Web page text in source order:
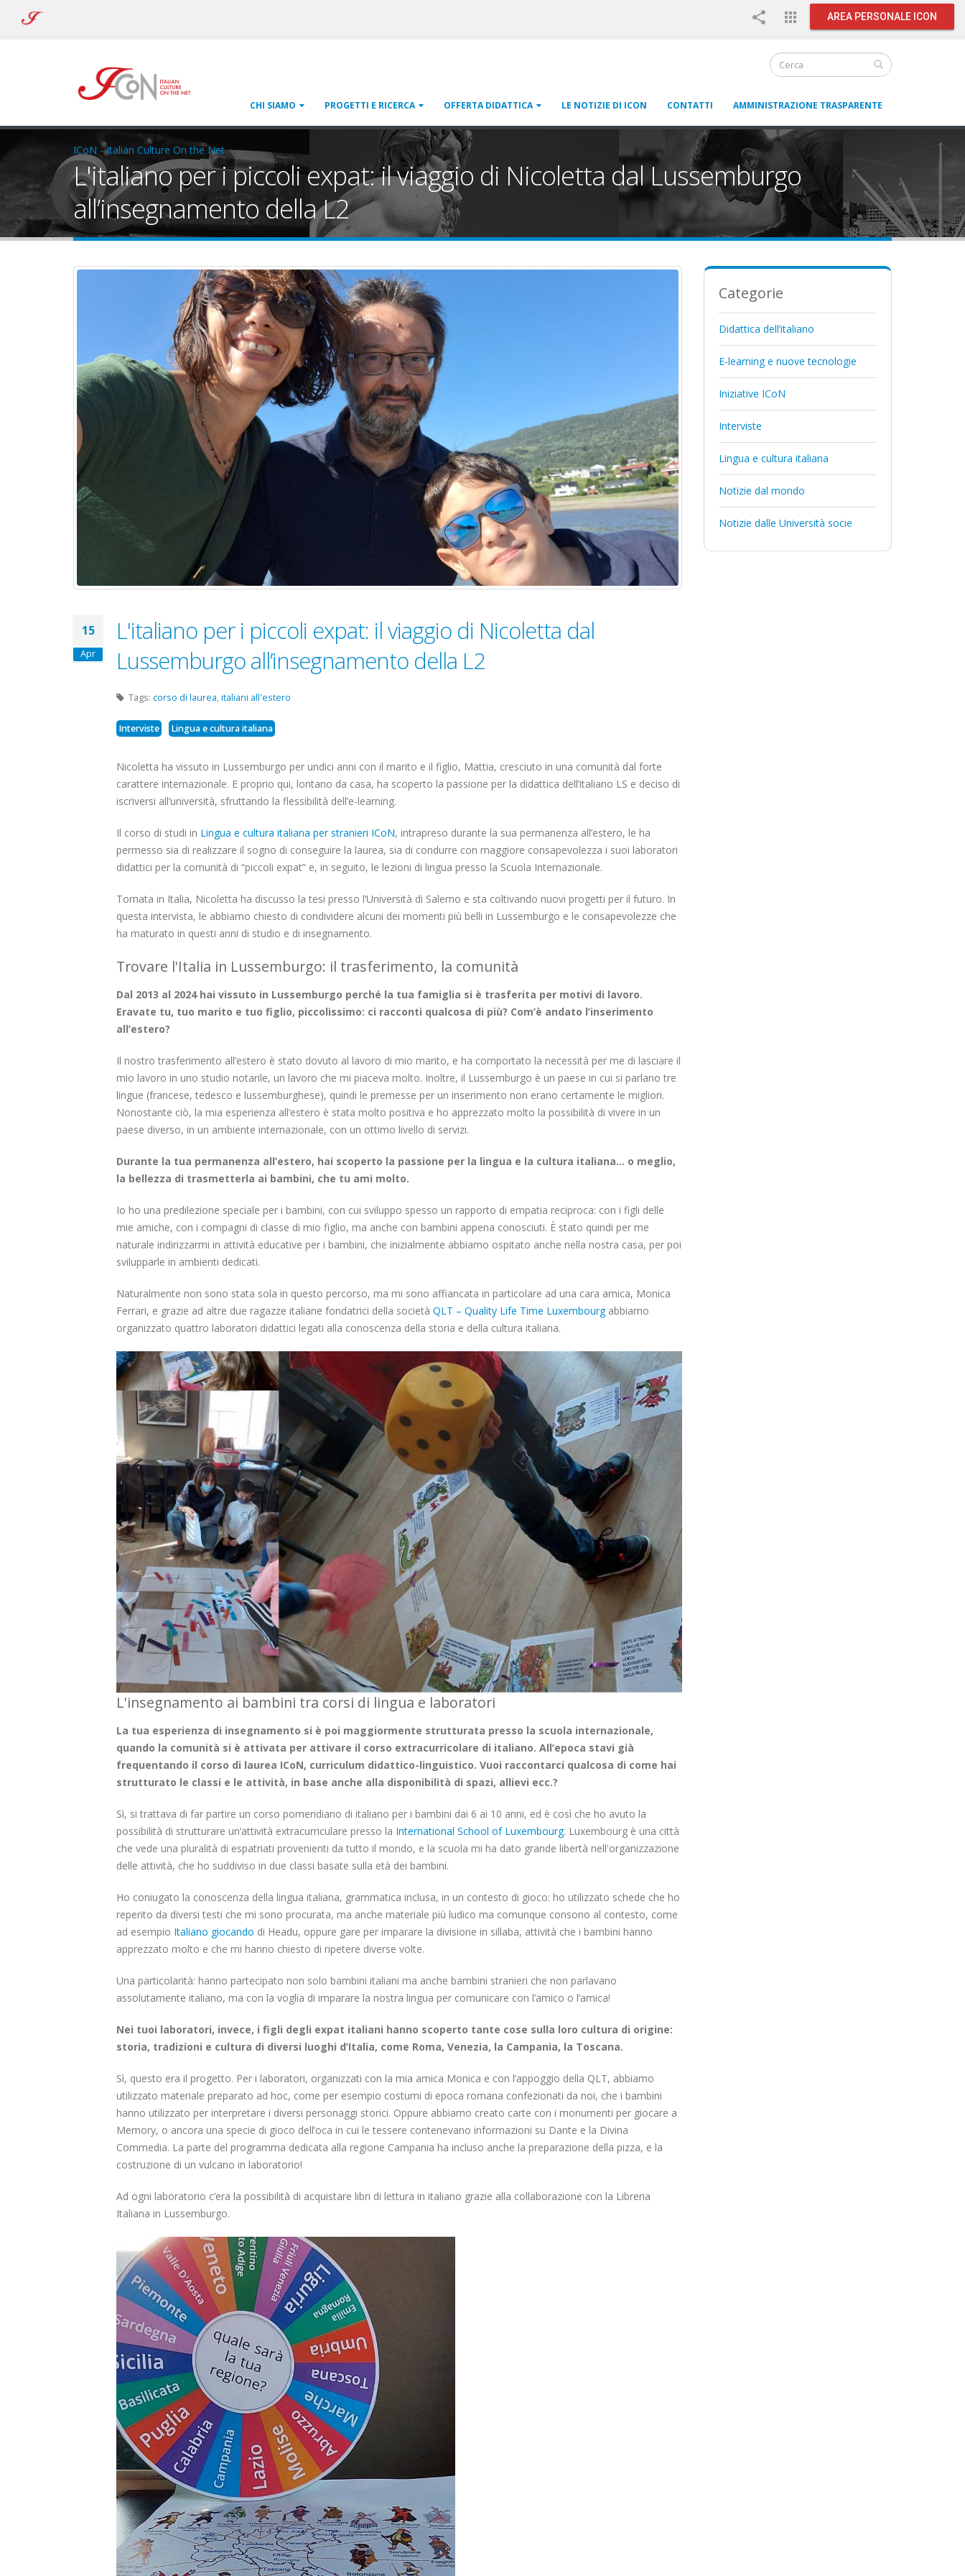
ICoN
share apps AREA PERSONALE ICON
CHI SIAMO PROGETTI E RICERCA OFFERTA DIDATTICA LE NOTIZIE DI ICON CONTATTI AMMINISTRAZIONE TRASPARENTE
ICoN - Italian Culture On the Net
L'italiano per i piccoli expat: il viaggio di Nicoletta dal Lussemburgo
all’insegnamento della L2
intervista-nicoletta.jpg
15
Apr
L'italiano per i piccoli expat: il viaggio di Nicoletta dal
Lussemburgo all’insegnamento della L2
Tags: corso di laurea,italiani all'estero
Interviste Lingua e cultura italiana
Nicoletta ha vissuto in Lussemburgo per undici anni con il marito e il figlio, Mattia, cresciuto in una comunità dal forte
carattere internazionale. E proprio qui, lontano da casa, ha scoperto la passione per la didattica dell’italiano LS e deciso di
iscriversi all’università, sfruttando la flessibilità dell’e-learning.
Il corso di studi in Lingua e cultura italiana per stranieri ICoN, intrapreso durante la sua permanenza all’estero, le ha
permesso sia di realizzare il sogno di conseguire la laurea, sia di condurre con maggiore consapevolezza i suoi laboratori
didattici per la comunità di “piccoli expat” e, in seguito, le lezioni di lingua presso la Scuola Internazionale.
Tornata in Italia, Nicoletta ha discusso la tesi presso l’Università di Salerno e sta coltivando nuovi progetti per il futuro. In
questa intervista, le abbiamo chiesto di condividere alcuni dei momenti più belli in Lussemburgo e le consapevolezze che
ha maturato in questi anni di studio e di insegnamento.
Trovare l'Italia in Lussemburgo: il trasferimento, la comunità
Dal 2013 al 2024 hai vissuto in Lussemburgo perché la tua famiglia si è trasferita per motivi di lavoro.
Eravate tu, tuo marito e tuo figlio, piccolissimo: ci racconti qualcosa di più? Com’è andato l’inserimento
all’estero?
Il nostro trasferimento all’estero è stato dovuto al lavoro di mio marito, e ha comportato la necessità per me di lasciare il
mio lavoro in uno studio notarile, un lavoro che mi piaceva molto. Inoltre, il Lussemburgo è un paese in cui si parlano tre
lingue (francese, tedesco e lussemburghese), quindi le premesse per un inserimento non erano certamente le migliori.
Nonostante ciò, la mia esperienza all’estero è stata molto positiva e ho apprezzato molto la possibilità di vivere in un
paese diverso, in un ambiente internazionale, con un ottimo livello di servizi.
Durante la tua permanenza all’estero, hai scoperto la passione per la lingua e la cultura italiana… o meglio,
la bellezza di trasmetterla ai bambini, che tu ami molto.
Io ho una predilezione speciale per i bambini, con cui sviluppo spesso un rapporto di empatia reciproca: con i figli delle
mie amiche, con i compagni di classe di mio figlio, ma anche con bambini appena conosciuti. È stato quindi per me
naturale indirizzarmi in attività educative per i bambini, che inizialmente abbiamo ospitato anche nella nostra casa, per poi
svilupparle in ambienti dedicati.
Naturalmente non sono stata sola in questo percorso, ma mi sono affiancata in particolare ad una cara amica, Monica
Ferrari, e grazie ad altre due ragazze italiane fondatrici della società QLT – Quality Life Time Luxembourgabbiamo
organizzato quattro laboratori didattici legati alla conoscenza della storia e della cultura italiana.
L'insegnamento ai bambini tra corsi di lingua e laboratori
La tua esperienza di insegnamento si è poi maggiormente strutturata presso la scuola internazionale,
quando la comunità si è attivata per attivare il corso extracurricolare di italiano. All’epoca stavi già
frequentando il corso di laurea ICoN, curriculum didattico-linguistico. Vuoi raccontarci qualcosa di come hai
strutturato le classi e le attività, in base anche alla disponibilità di spazi, allievi ecc.?
Sì, si trattava di far partire un corso pomeridiano di italiano per i bambini dai 6 ai 10 anni, ed è così che ho avuto la
possibilità di strutturare un’attività extracurriculare presso la International School of Luxembourg. Luxembourg è una città
che vede una pluralità di espatriati provenienti da tutto il mondo, e la scuola mi ha dato grande libertà nell'organizzazione
delle attività, che ho suddiviso in due classi basate sulla età dei bambini.
Ho coniugato la conoscenza della lingua italiana, grammatica inclusa, in un contesto di gioco: ho utilizzato schede che ho
reperito da diversi testi che mi sono procurata, ma anche materiale più ludico ma comunque consono al contesto, come
ad esempio Italiano giocando di Headu, oppure gare per imparare la divisione in sillaba, attività che i bambini hanno
apprezzato molto e che mi hanno chiesto di ripetere diverse volte.
Una particolarità: hanno partecipato non solo bambini italiani ma anche bambini stranieri che non parlavano
assolutamente italiano, ma con la voglia di imparare la nostra lingua per comunicare con l’amico o l’amica!
Nei tuoi laboratori, invece, i figli degli expat italiani hanno scoperto tante cose sulla loro cultura di origine:
storia, tradizioni e cultura di diversi luoghi d’Italia, come Roma, Venezia, la Campania, la Toscana.
Sì, questo era il progetto. Per i laboratori, organizzati con la mia amica Monica e con l’appoggio della QLT, abbiamo
utilizzato materiale preparato ad hoc, come per esempio costumi di epoca romana confezionati da noi, che i bambini
hanno utilizzato per interpretare i diversi personaggi storici. Oppure abbiamo creato carte con i monumenti per giocare a
Memory, o ancora una specie di gioco dell’oca in cui le tessere contenevano informazioni su Dante e la Divina
Commedia. La parte del programma dedicata alla regione Campania ha incluso anche la preparazione della pizza, e la
costruzione di un vulcano in laboratorio!
Ad ogni laboratorio c’era la possibilità di acquistare libri di lettura in italiano grazie alla collaborazione con la Libreria
Italiana in Lussemburgo.
Categorie
Didattica dell’italiano
E-learning e nuove tecnologie
Iniziative ICoN
Interviste
Lingua e cultura italiana
Notizie dal mondo
Notizie dalle Università socie